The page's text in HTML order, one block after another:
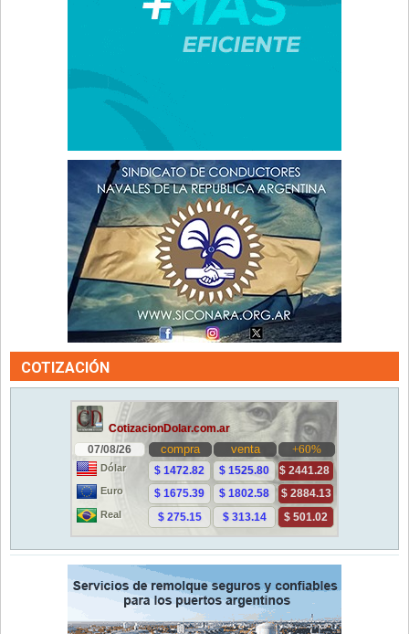
COTIZACIÓN